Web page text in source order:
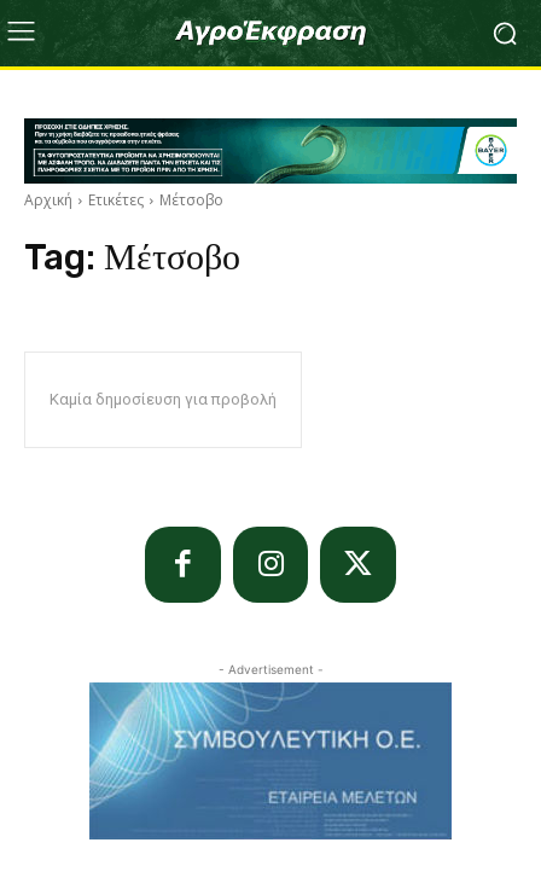
Αρχική Ετικέτες Μέτσοβο
Tag: Μέτσοβο
Καμία δημοσίευση για προβολή
- Advertisement -